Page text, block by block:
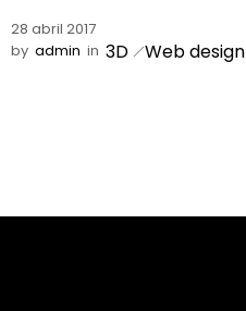
28 abril 2017
by admin in 3D Web design